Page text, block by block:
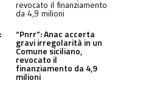
“Pnrr”: Anac accerta
gravi irregolarità in un
Comune siciliano,
revocato il
finanziamento da 4,9
milioni